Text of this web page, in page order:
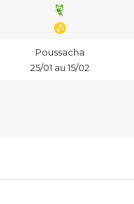
Poussacha
25/01 au 15/02